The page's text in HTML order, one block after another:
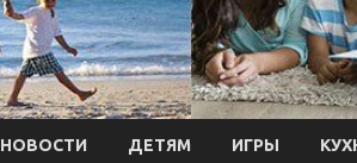
НОВОСТИ ДЕТЯМ ИГРЫ